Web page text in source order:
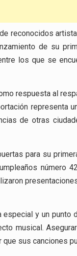
reconocidos
de su
los que se
respuesta al
representa
de otras
para su
número
y un punto
musical.
sus canciones